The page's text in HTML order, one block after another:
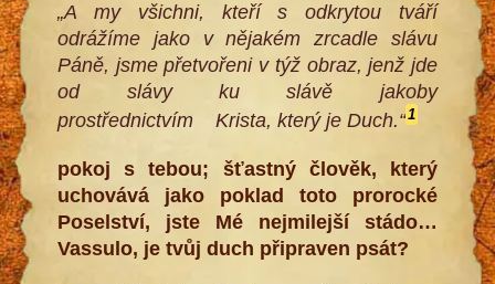
„A my všichni, kteří s odkrytou tváří
odrážíme jako v nějakém zrcadle slávu
Páně, jsme přetvořeni v týž obraz, jenž jde
od slávy ku slávě jakoby
prostřednictvím
Krista, který je Duch.“1
pokoj s tebou; šťastný člověk, který
uchovává jako poklad toto prorocké
Poselství, jste Mé nejmilejší stádo…
Vassulo, je tvůj duch připraven psát?